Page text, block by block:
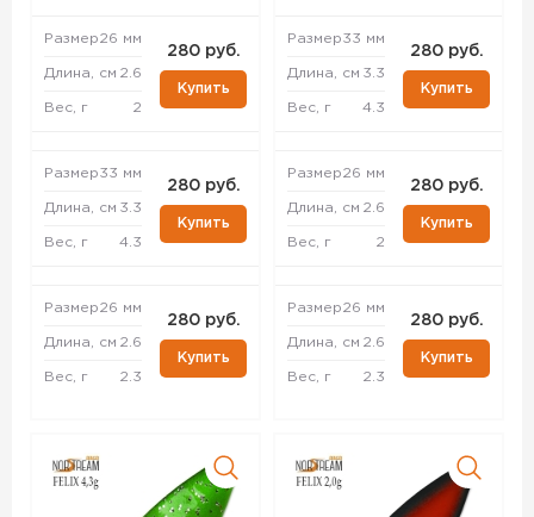
Размер26 мм
Длина, см 2.6
Вес, г 2
280 руб.
Купить
Размер33 мм
Длина, см 3.3
Вес, г 4.3
280 руб.
Купить
Размер26 мм
Длина, см 2.6
Вес, г 2.3
280 руб.
Купить
Размер33 мм
Длина, см 3.3
Вес, г 4.3
280 руб.
Купить
Размер26 мм
Длина, см 2.6
Вес, г 2
280 руб.
Купить
Размер26 мм
Длина, см 2.6
Вес, г 2.3
280 руб.
Купить